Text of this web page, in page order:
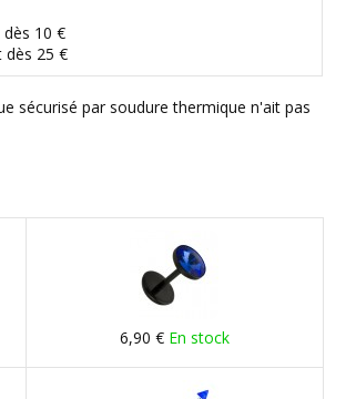
10 €
25 €
sécurisé par soudure thermique n'ait pas
6,90 € En stock